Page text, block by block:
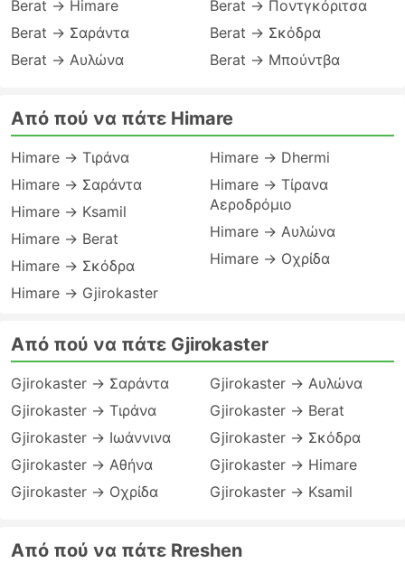
Berat → Himare
Berat → Σαράντα
Berat → Αυλώνα
Berat → Ποντγκόριτσα
Berat → Σκόδρα
Berat → Μπούντβα
Από πού να πάτε Himare
Himare → Τιράνα
Himare → Σαράντα
Himare → Ksamil
Himare → Berat
Himare → Σκόδρα
Himare → Gjirokaster
Himare → Dhermi
Himare → Τίρανα
Αεροδρόμιο
Himare → Αυλώνα
Himare → Οχρίδα
Από πού να πάτε Gjirokaster
Gjirokaster → Σαράντα
Gjirokaster → Τιράνα
Gjirokaster → Ιωάννινα
Gjirokaster → Αθήνα
Gjirokaster → Οχρίδα
Gjirokaster → Αυλώνα
Gjirokaster → Berat
Gjirokaster → Σκόδρα
Gjirokaster → Himare
Gjirokaster → Ksamil
Από πού να πάτε Rreshen